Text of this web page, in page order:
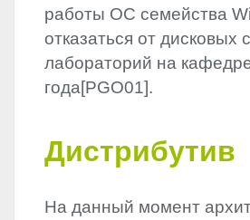
работы ОС семейства
отказаться от
лабораторий на
года[PGO01].
Дистрибутив
На данный момент